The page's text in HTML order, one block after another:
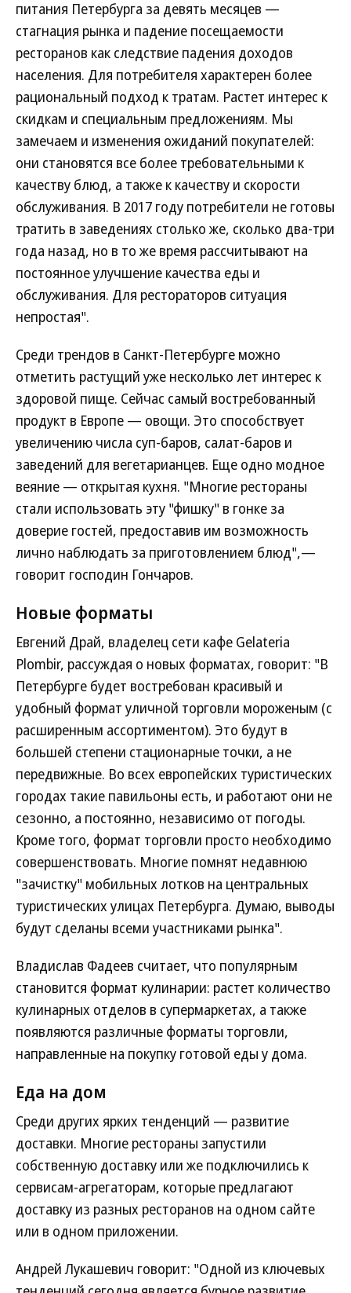
питания Петербурга за девять месяцев —
стагнация рынка и падение посещаемости
ресторанов как следствие падения доходов
населения. Для потребителя характерен более
рациональный подход к тратам. Растет интерес к
скидкам и специальным предложениям. Мы
замечаем и изменения ожиданий покупателей:
они становятся все более требовательными к
качеству блюд, а также к качеству и скорости
обслуживания. В 2017 году потребители не готовы
тратить в заведениях столько же, сколько два-три
года назад, но в то же время рассчитывают на
постоянное улучшение качества еды и
обслуживания. Для рестораторов ситуация
непростая".
Среди трендов в Санкт-Петербурге можно
отметить растущий уже несколько лет интерес к
здоровой пище. Сейчас самый востребованный
продукт в Европе — овощи. Это способствует
увеличению числа суп-баров, салат-баров и
заведений для вегетарианцев. Еще одно модное
веяние — открытая кухня. "Многие рестораны
стали использовать эту "фишку" в гонке за
доверие гостей, предоставив им возможность
лично наблюдать за приготовлением блюд",—
говорит господин Гончаров.
Новые форматы
Евгений Драй, владелец сети кафе Gelateria
Plombir, рассуждая о новых форматах, говорит: "В
Петербурге будет востребован красивый и
удобный формат уличной торговли мороженым (с
расширенным ассортиментом). Это будут в
большей степени стационарные точки, а не
передвижные. Во всех европейских туристических
городах такие павильоны есть, и работают они не
сезонно, а постоянно, независимо от погоды.
Кроме того, формат торговли просто необходимо
совершенствовать. Многие помнят недавнюю
"зачистку" мобильных лотков на центральных
туристических улицах Петербурга. Думаю, выводы
будут сделаны всеми участниками рынка".
Владислав Фадеев считает, что популярным
становится формат кулинарии: растет количество
кулинарных отделов в супермаркетах, а также
появляются различные форматы торговли,
направленные на покупку готовой еды у дома.
Еда на дом
Среди других ярких тенденций — развитие
доставки. Многие рестораны запустили
собственную доставку или же подключились к
сервисам-агрегаторам, которые предлагают
доставку из разных ресторанов на одном сайте
или в одном приложении.
Андрей Лукашевич говорит: "Одной из ключевых